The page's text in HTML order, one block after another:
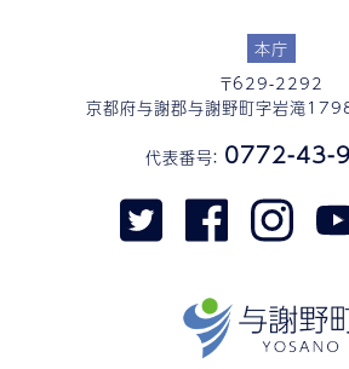
本庁
〒629-2292
京都府与謝郡与謝野町字岩滝
代表番号： 0772-43-